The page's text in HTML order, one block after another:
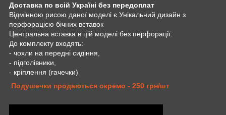
Доставка по всій Україні без передоплат
Відмінною рисою даної моделі є Унікальний дизайн з
перфорацією бічних вставок
Центральна вставка в цій моделі без перфорації.
До комплекту входять:
- чохли на передні сидіння,
- підголівники,
- кріплення (гачечки)
Подушечки продаються окремо - 250 грн/шт